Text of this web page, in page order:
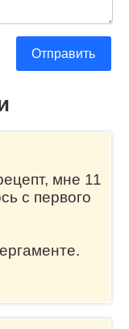
Отправить
мне 11
с первого